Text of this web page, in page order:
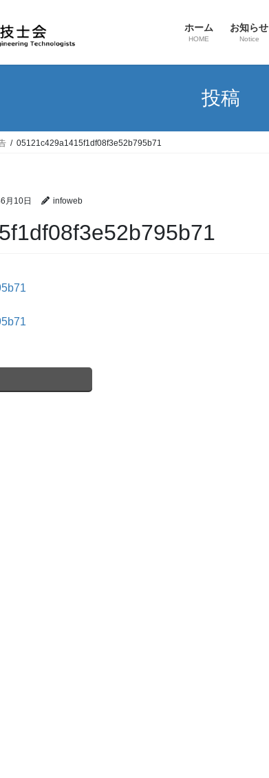
ホーム
HOME
お知らせ
Notice
投稿
05121c429a1415f1df08f3e52b795b71
月10日 infoweb